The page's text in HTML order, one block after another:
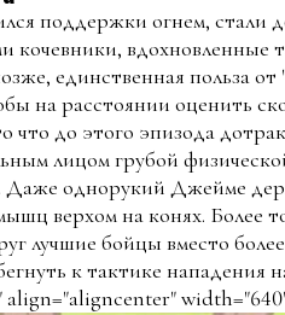
поддержки огнем, стали
кочевники, вдохновленные
единственная польза
на расстоянии оценить
что до этого эпизода
лицом грубой
Даже однорукий Джейме
верхом на конях. Более
лучшие бойцы вместо
к тактике нападения
align="aligncenter"